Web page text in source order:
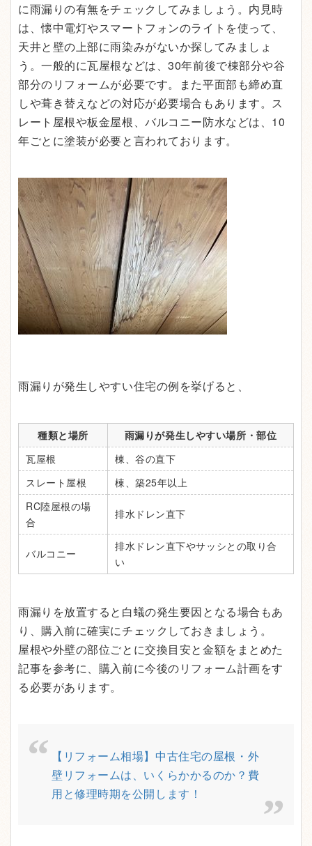
に雨漏りの有無をチェックしてみましょう。内見時
は、懐中電灯やスマートフォンのライトを使って、
天井と壁の上部に雨染みがないか探してみましょ
う。一般的に瓦屋根などは、30年前後で棟部分や谷
部分のリフォームが必要です。また平面部も締め直
しや葺き替えなどの対応が必要場合もあります。ス
レート屋根や板金屋根、バルコニー防水などは、10
年ごとに塗装が必要と言われております。
雨漏りが発生しやすい住宅の例を挙げると、
種類と場所
雨漏りが発生しやすい場所・部位
瓦屋根
棟、谷の直下
スレート屋根
棟、築25年以上
RC陸屋根の場
合
排水ドレン直下
バルコニー
排水ドレン直下やサッシとの取り合
い
雨漏りを放置すると白蟻の発生要因となる場合もあ
り、購入前に確実にチェックしておきましょう。
屋根や外壁の部位ごとに交換目安と金額をまとめた
記事を参考に、購入前に今後のリフォーム計画をす
る必要があります。
【リフォーム相場】中古住宅の屋根・外
壁リフォームは、いくらかかるのか？費
用と修理時期を公開します！